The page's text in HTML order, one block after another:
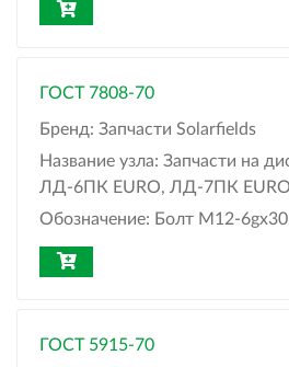
ГОСТ 7808-70
Бренд: Запчасти Solarfields
Название узла: Запчасти на
ЛД-6ПК EURO, ЛД-7ПК
Обозначение: Болт М12-
ГОСТ 5915-70